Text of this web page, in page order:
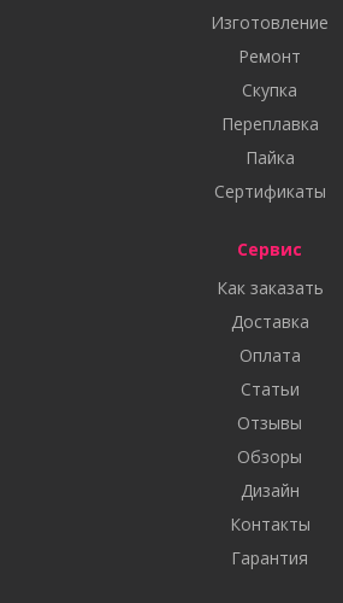
Изготовление
Ремонт
Скупка
Переплавка
Пайка
Сертификаты
Сервис
Как заказать
Доставка
Оплата
Статьи
Отзывы
Обзоры
Дизайн
Контакты
Гарантия